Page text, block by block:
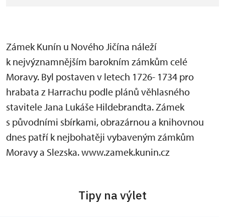
Zámek Kunín u Nového Jičína náleží
k nejvýznamnějším barokním zámkům celé
Moravy. Byl postaven v letech 1726- 1734 pro
hrabata z Harrachu podle plánů věhlasného
stavitele Jana Lukáše Hildebrandta. Zámek
s původními sbírkami, obrazárnou a knihovnou
dnes patří k nejbohatěji vybaveným zámkům
Moravy a Slezska. www.zamek.kunin.cz
Tipy na výlet